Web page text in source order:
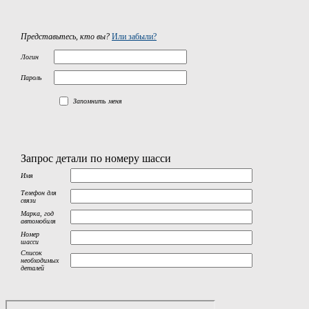
Представьтесь, кто вы? Или забыли?
Логин
Пароль
Запомнить меня
Запрос детали по номеру шасси
Имя
Телефон для
связи
Марка, год
автомобиля
Номер
шасси
Список
необходимых
деталей